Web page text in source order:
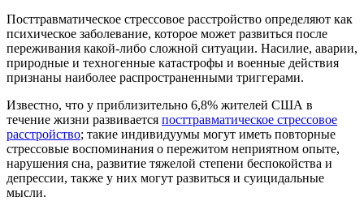
Посттравматическое стрессовое расстройство определяют как
психическое заболевание, которое может развиться после
переживания какой-либо сложной ситуации. Насилие, аварии,
природные и техногенные катастрофы и военные действия
признаны наиболее распространенными триггерами.
Известно, что у приблизительно 6,8% жителей США в
течение жизни развивается посттравматическое стрессовое
расстройство; такие индивидуумы могут иметь повторные
стрессовые воспоминания о пережитом неприятном опыте,
нарушения сна, развитие тяжелой степени беспокойства и
депрессии, также у них могут развиться и суицидальные
мысли.